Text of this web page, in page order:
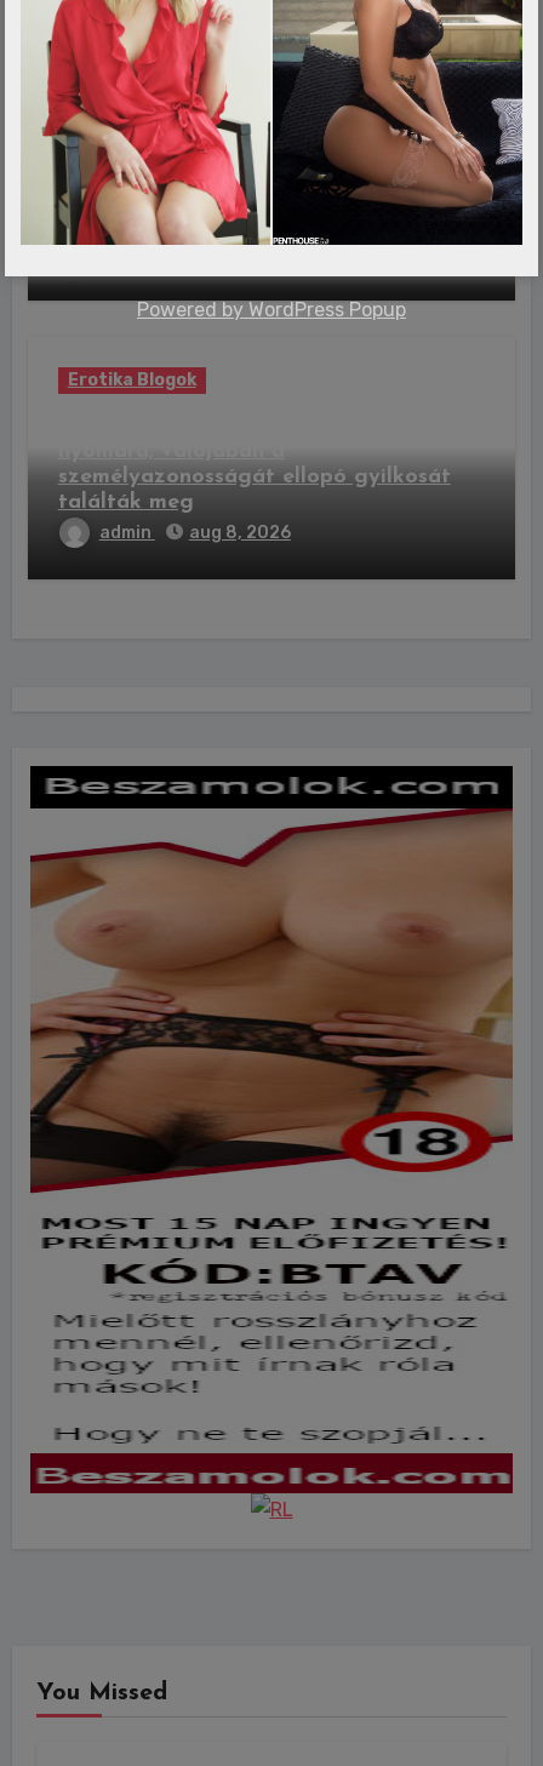
Erotika Blogok
Elhunyt az egyik leghíresebb UFO-
észlelés szemtanúja, ezt látta valójában
Erotika Blogok
személyazonosságát ellopó gyilkosát
találták meg
admin aug 8, 2026
You Missed
Powered by WordPress Popup